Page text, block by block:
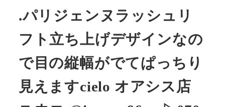
.パリジェンヌラッシュリ
フト立ち上げデザインなの
で目の縦幅がでてぱっちり
見えます️cielo オアシス店